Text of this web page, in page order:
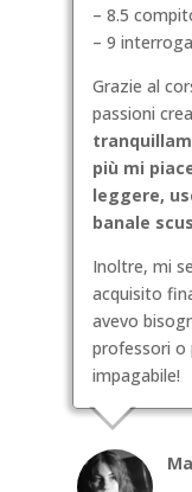
– 8.5
– 9
Grazie al
passioni
più mi
leggere,
banale
Inoltre, mi
acquisito
avevo
professori o
impagabile!